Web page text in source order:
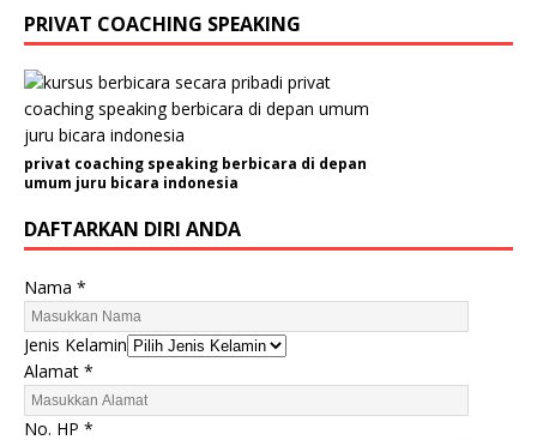
PRIVAT COACHING SPEAKING
privat coaching speaking berbicara di depan
umum juru bicara indonesia
DAFTARKAN DIRI ANDA
Nama *
A
l
a
m
Jenis Kelamin
Alamat *
No. HP *